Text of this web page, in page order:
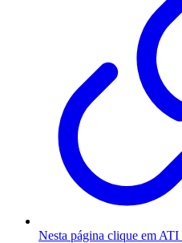
Nesta página clique em